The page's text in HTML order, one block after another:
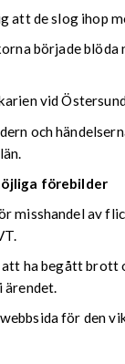
att de slog ihop
började blöda
vid
och
förebilder
misshandel av
ha begått brott
ärendet.
för den